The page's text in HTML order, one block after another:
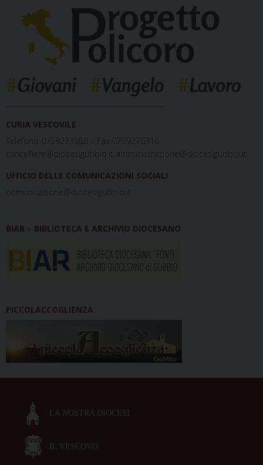
CURIA VESCOVILE
Telefono 0759273980 – Fax 0759276316
cancelliere@diocesigubbio.it amministrazione@diocesigubbio.it
UFFICIO DELLE COMUNICAZIONI SOCIALI
comunicazione@diocesigubbio.it
BIAR – BIBLIOTECA E ARCHIVIO DIOCESANO
PICCOLACCOGLIENZA
LA NOSTRA DIOCESI
IL VESCOVO